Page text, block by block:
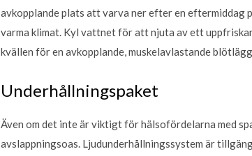
avkopplande plats att varva ner efter en
varma klimat. Kyl vattnet för att njuta av ett
kvällen för en avkopplande, muskelavlastande
Underhållningspaket
Även om det inte är viktigt för hälsofördelarna med
avslappningsoas. Ljudunderhållningssystem är